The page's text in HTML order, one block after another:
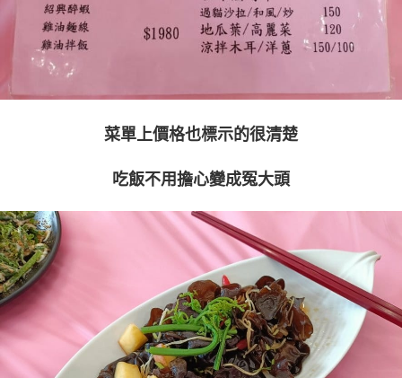
菜單上價格也標示的很清楚
吃飯不用擔心變成冤大頭